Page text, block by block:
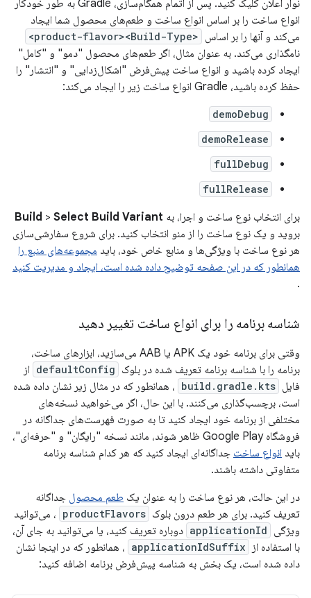
نوار اعلان کلیک کنید. پس از اتمام همگام‌سازی، Gradle به طور خودکار
انواع ساخت را بر اساس انواع ساخت و طعم‌های محصول شما ایجاد
می‌کند و آنها را بر اساس <product-flavor><Build-Type>
نامگذاری می‌کند. به عنوان مثال، اگر طعم‌های محصول "دمو" و "کامل"
ایجاد کرده باشید و انواع ساخت پیش‌فرض "اشکال‌زدایی" و "انتشار" را
حفظ کرده باشید، Gradle انواع ساخت زیر را ایجاد می‌کند:
demoDebug
demoRelease
fullDebug
fullRelease
برای انتخاب نوع ساخت و اجرا، به Build > Select Build Variant
بروید و یک نوع ساخت را از منو انتخاب کنید. برای شروع سفارشی‌سازی
هر نوع ساخت با ویژگی‌ها و منابع خاص خود، باید مجموعه‌های منبع را
همانطور که در این صفحه توضیح داده شده است، ایجاد و مدیریت کنید
.
شناسه برنامه را برای انواع ساخت تغییر دهید
وقتی برای برنامه خود یک APK یا AAB می‌سازید، ابزارهای ساخت،
برنامه را با شناسه برنامه تعریف شده در بلوک defaultConfig از
فایل build.gradle.kts ، همانطور که در مثال زیر نشان داده شده
است، برچسب‌گذاری می‌کنند. با این حال، اگر می‌خواهید نسخه‌های
مختلفی از برنامه خود ایجاد کنید تا به صورت فهرست‌های جداگانه در
فروشگاه Google Play ظاهر شوند، مانند نسخه "رایگان" و "حرفه‌ای"،
باید انواع ساخت جداگانه‌ای ایجاد کنید که هر کدام شناسه برنامه
متفاوتی داشته باشند.
در این حالت، هر نوع ساخت را به عنوان یک طعم محصول جداگانه
تعریف کنید. برای هر طعم درون بلوک productFlavors ، می‌توانید
ویژگی applicationId دوباره تعریف کنید، یا می‌توانید به جای آن،
با استفاده از
applicationIdSuffix ، همانطور که در اینجا نشان
داده شده است، یک بخش به شناسه پیش‌فرض برنامه اضافه کنید: